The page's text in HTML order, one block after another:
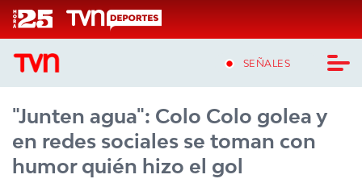
Click acá para ir directamente al contenido
SEÑALES
CASTING MASTERCHEF CHILE
CASTING TVN VERTICAL
"Junten agua": Colo Colo golea y
en redes sociales se toman con
humor quién hizo el gol